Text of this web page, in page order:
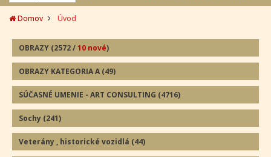
Domov Úvod
OBRAZY (2572/10 nové)
OBRAZY KATEGORIA A (49)
SÚČASNÉ UMENIE - ART CONSULTING (4716)
Sochy (241)
Veterány , historické vozidlá (44)